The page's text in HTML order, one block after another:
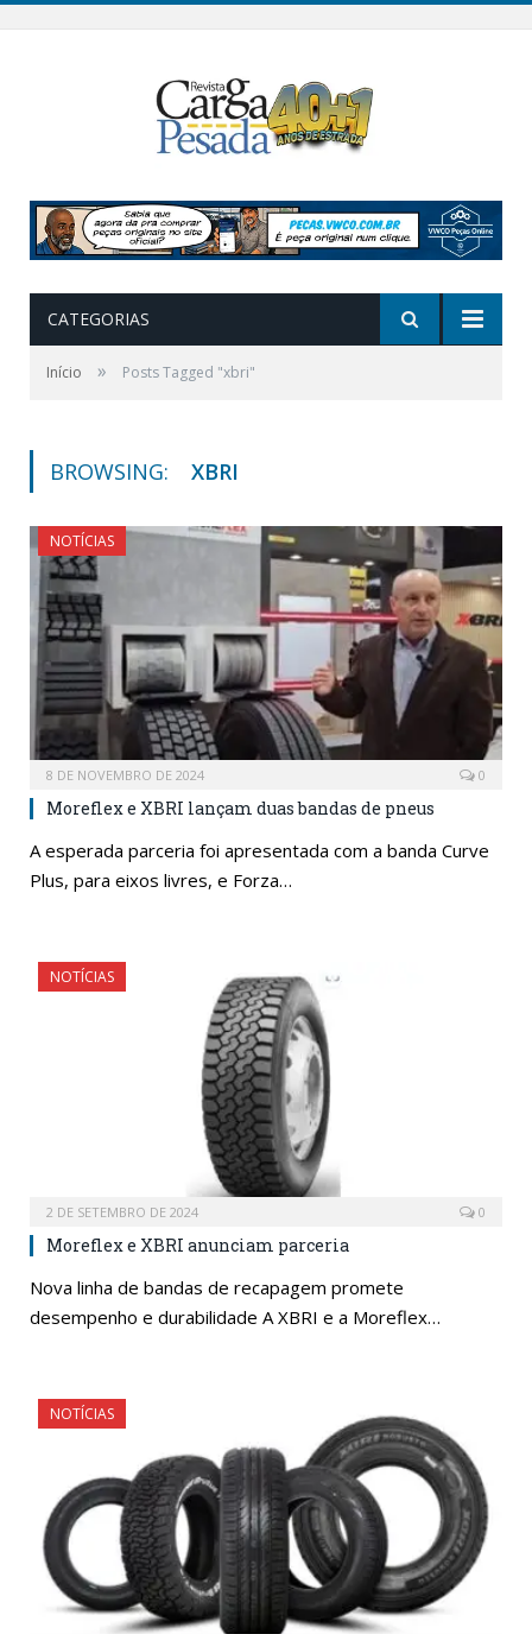
CATEGORIAS
Início » Posts Tagged "xbri"
BROWSING: XBRI
NOTÍCIAS
8 DE NOVEMBRO DE 2024 0
Moreflex e XBRI lançam duas bandas de pneus
A esperada parceria foi apresentada com a banda Curve
Plus, para eixos livres, e Forza…
NOTÍCIAS
2 DE SETEMBRO DE 2024 0
Moreflex e XBRI anunciam parceria
Nova linha de bandas de recapagem promete
desempenho e durabilidade A XBRI e a Moreflex…
NOTÍCIAS